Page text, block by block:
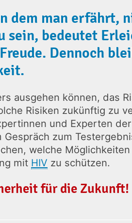
dem man erfährt,
sein, bedeutet
Dennoch
ausgehen können, das
Risiken zukünftig zu
und Experten der
Gespräch zum
welche
mit HIV zu schützen.
für die Zukunft!